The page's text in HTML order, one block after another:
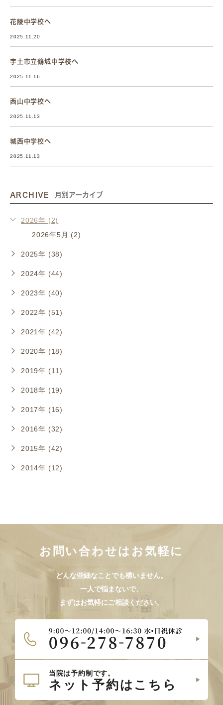
花陵中学校へ
2025.11.20
宇土市立鶴城中学校へ
2025.11.16
西山中学校へ
2025.11.13
城西中学校へ
2025.11.13
ARCHIVE 月別アーカイブ
2026年 (2)
2026年5月 (2)
2025年 (38)
2024年 (44)
2023年 (40)
2022年 (51)
2021年 (42)
2020年 (18)
2019年 (11)
2018年 (19)
2017年 (16)
2016年 (32)
2015年 (42)
2014年 (12)
お問い合わせはお気軽に
どんな些細なことでも構いません。
一人で悩まないで、
まずはお気軽にご相談ください。